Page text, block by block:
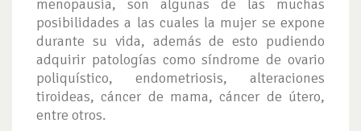
menopausia, son algunas de las muchas
posibilidades a las cuales la mujer se expone
durante su vida, además de esto pudiendo
adquirir patologías como síndrome de ovario
poliquístico, endometriosis, alteraciones
tiroideas, cáncer de mama, cáncer de útero,
entre otros.